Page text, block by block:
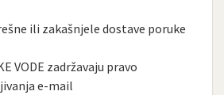
ili zakašnjele dostave poruke
VODE zadržavaju pravo
e-mail